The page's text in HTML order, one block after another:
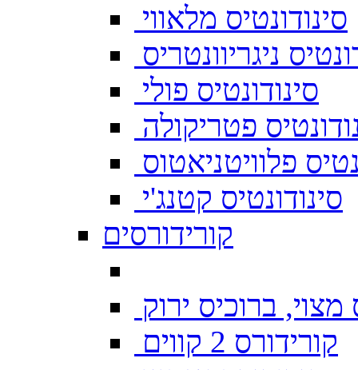
סינודונטיס מלאווי
ניגריוונטריס
סינודונטיס פולי
פטריקולה
פלוויטניאטוס
סינודונטיס קטנג'י
קורידורסים
מצוי, ברוכיס ירוק
קורידורס 2 קווים